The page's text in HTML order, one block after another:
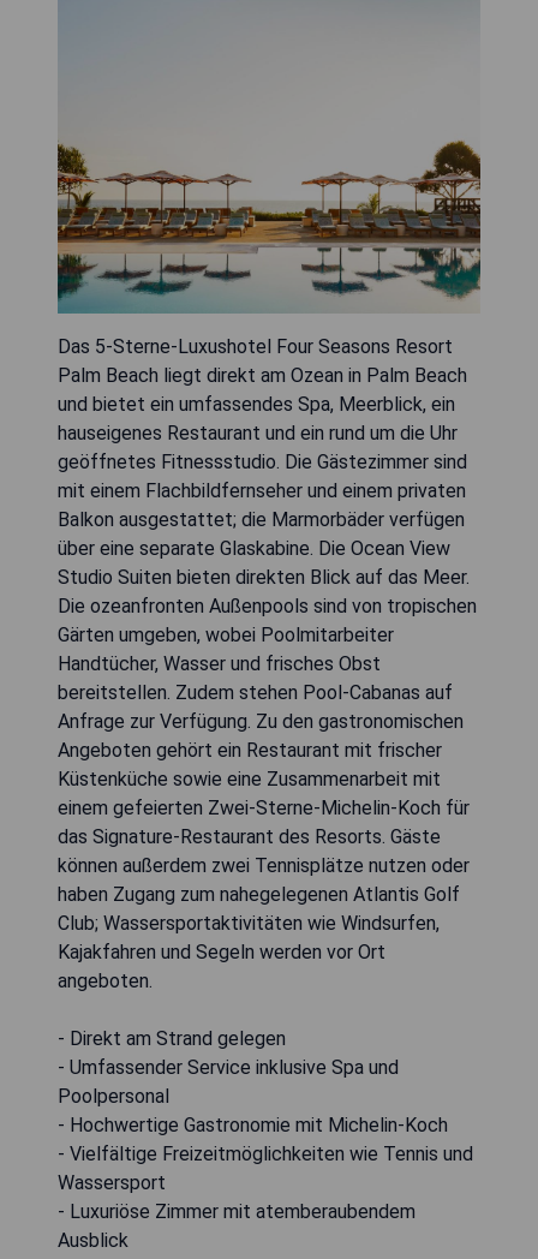
Das 5-Sterne-Luxushotel Four Seasons Resort
Palm Beach liegt direkt am Ozean in Palm Beach
und bietet ein umfassendes Spa, Meerblick, ein
hauseigenes Restaurant und ein rund um die Uhr
geöffnetes Fitnessstudio. Die Gästezimmer sind
mit einem Flachbildfernseher und einem privaten
Balkon ausgestattet; die Marmorbäder verfügen
über eine separate Glaskabine. Die Ocean View
Studio Suiten bieten direkten Blick auf das Meer.
Die ozeanfronten Außenpools sind von tropischen
Gärten umgeben, wobei Poolmitarbeiter
Handtücher, Wasser und frisches Obst
bereitstellen. Zudem stehen Pool-Cabanas auf
Anfrage zur Verfügung. Zu den gastronomischen
Angeboten gehört ein Restaurant mit frischer
Küstenküche sowie eine Zusammenarbeit mit
einem gefeierten Zwei-Sterne-Michelin-Koch für
das Signature-Restaurant des Resorts. Gäste
können außerdem zwei Tennisplätze nutzen oder
haben Zugang zum nahegelegenen Atlantis Golf
Club; Wassersportaktivitäten wie Windsurfen,
Kajakfahren und Segeln werden vor Ort
angeboten.
- Direkt am Strand gelegen
- Umfassender Service inklusive Spa und
Poolpersonal
- Hochwertige Gastronomie mit Michelin-Koch
- Vielfältige Freizeitmöglichkeiten wie Tennis und
Wassersport
- Luxuriöse Zimmer mit atemberaubendem
Ausblick